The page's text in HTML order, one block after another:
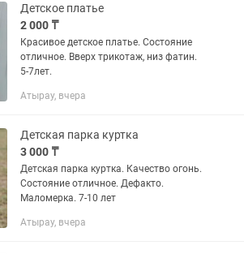
Детское платье
2 000 ₸
Красивое детское платье. Состояние
отличное. Вверх трикотаж, низ фатин.
5-7лет.
Атырау, вчера
Детская парка куртка
3 000 ₸
Детская парка куртка. Качество огонь.
Состояние отличное. Дефакто.
Маломерка. 7-10 лет
Атырау, вчера